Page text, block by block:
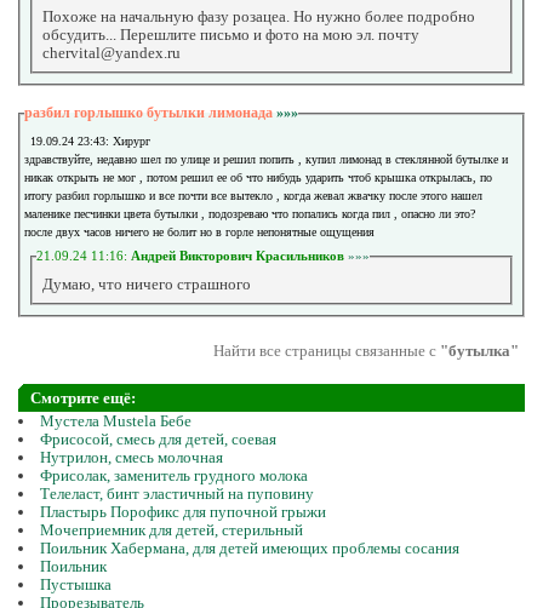
Похоже на начальную фазу розацеа. Но нужно более подробно
обсудить... Перешлите письмо и фото на мою эл. почту
chervital@yandex.ru
разбил горлышко бутылки лимонада »»»
19.09.24 23:43: Хирург
здравствуйте, недавно шел по улице и решил попить , купил лимонад в стеклянной бутылке и
никак открыть не мог , потом решил ее об что нибудь ударить чтоб крышка открылась, по
итогу разбил горлышко и все почти все вытекло , когда жевал жвачку после этого нашел
маленике песчинки цвета бутылки , подозреваю что попались когда пил , опасно ли это?
после двух часов ничего не болит но в горле непонятные ощущения
21.09.24 11:16: Андрей Викторович Красильников »»»
Думаю, что ничего страшного
Найти все страницы связанные с "бутылка"
Смотрите ещё:
Мустела Mustela Бебе
Фрисосой, смесь для детей, соевая
Нутрилон, смесь молочная
Фрисолак, заменитель грудного молока
Телеласт, бинт эластичный на пуповину
Пластырь Порофикс для пупочной грыжи
Мочеприемник для детей, стерильный
Поильник Хабермана, для детей имеющих проблемы сосания
Поильник
Пустышка
Прорезыватель